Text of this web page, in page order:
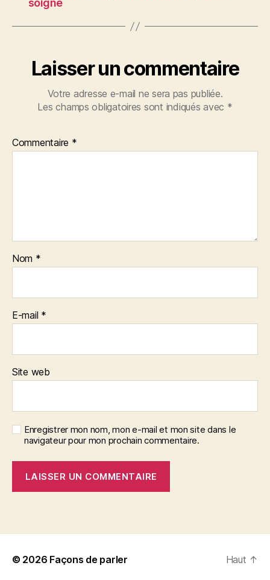
soigne
Laisser un commentaire
Votre adresse e-mail ne sera pas publiée.
Les champs obligatoires sont indiqués avec *
Commentaire *
Nom *
E-mail *
Site web
Enregistrer mon nom, mon e-mail et mon site dans le
navigateur pour mon prochain commentaire.
© 2026 Façons de parler Haut ↑